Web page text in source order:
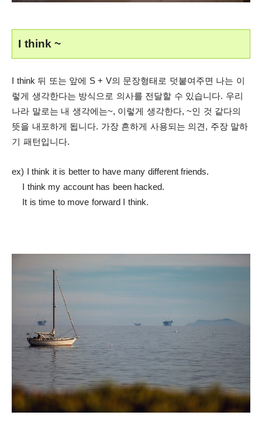
I think ~
I think 뒤 또는 앞에 S + V의 문장형태로 덧붙여주면 나는 이
렇게 생각한다는 방식으로 의사를 전달할 수 있습니다. 우리
나라 말로는 내 생각에는~, 이렇게 생각한다, ~인 것 같다의
뜻을 내포하게 됩니다. 가장 흔하게 사용되는 의견, 주장 말하
기 패턴입니다.
ex) I think it is better to have many different friends.
I think my account has been hacked.
It is time to move forward I think.